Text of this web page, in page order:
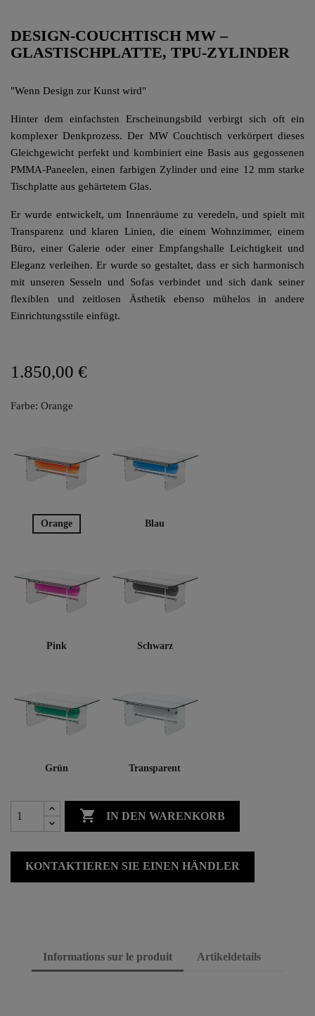
DESIGN-COUCHTISCH MW –
GLASTISCHPLATTE, TPU-ZYLINDER
"Wenn Design zur Kunst wird"
Hinter dem einfachsten Erscheinungsbild verbirgt sich oft ein
komplexer Denkprozess. Der MW Couchtisch verkörpert dieses
Gleichgewicht perfekt und kombiniert eine Basis aus gegossenen
PMMA-Paneelen, einen farbigen Zylinder und eine 12 mm starke
Tischplatte aus gehärtetem Glas.
Er wurde entwickelt, um Innenräume zu veredeln, und spielt mit
Transparenz und klaren Linien, die einem Wohnzimmer, einem
Büro, einer Galerie oder einer Empfangshalle Leichtigkeit und
Eleganz verleihen. Er wurde so gestaltet, dass er sich harmonisch
mit unseren Sesseln und Sofas verbindet und sich dank seiner
flexiblen und zeitlosen Ästhetik ebenso mühelos in andere
Einrichtungsstile einfügt.
1.850,00 €
Farbe: Orange
Orange Blau
Pink Schwarz
Grün Transparent
 IN DEN WARENKORB
KONTAKTIEREN SIE EINEN HÄNDLER
Informations sur le produit Artikeldetails